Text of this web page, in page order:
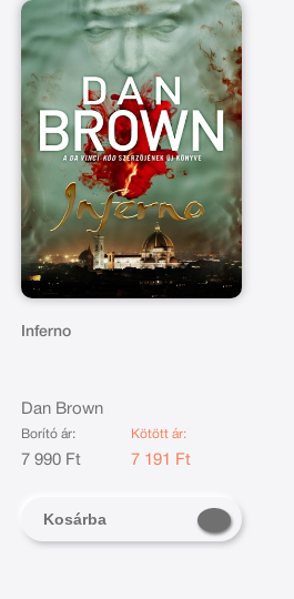
Inferno
Dan Brown
Borító ár:
7 990 Ft
Kötött ár:
7 191 Ft
Kosárba